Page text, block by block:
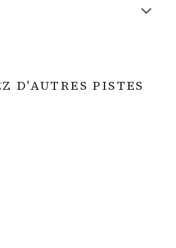
D'AUTRES PISTES